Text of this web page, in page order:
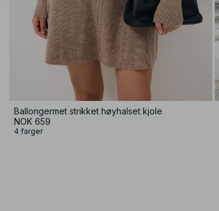
Ballongermet strikket høyhalset kjole
NOK 659
4 farger